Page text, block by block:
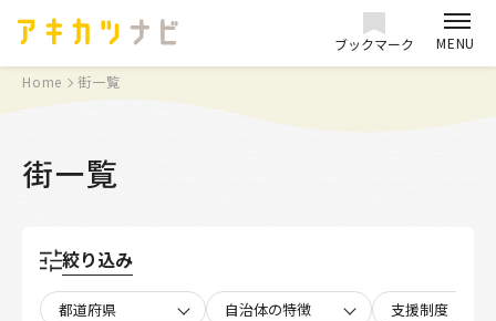
ブックマーク MENU
Home 街一覧
街一覧
絞り込み
都道府県 自治体の特徴 支援制度